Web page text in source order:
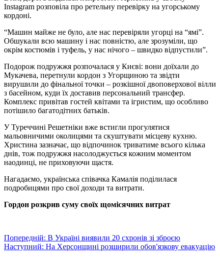
Instagram розповіла про ретельну перевірку на угорському
кордоні.
“Машин майже не було, але нас перевіряли угорці на “ямі”.
Обшукали всю машину і нас повністю, але зрозуміли, що
окрім костюмів і туфель, у нас нічого – швидко відпустили”.
Подорож подружжя розпочалася у Києві: вони доїхали до
Мукачева, перетнули кордон з Угорщиною та звідти
вирушили до фінальної точки – розкішної двоповерхової вілли
з басейном, куди їх доставив персональний трансфер.
Комплекс привітав гостей квітами та ігристим, що особливо
потішило багатодітних батьків.
У Туреччині Решетніки вже встигли прогулятися
мальовничими околицями та скуштувати місцеву кухню.
Христина зазначає, що відпочинок триватиме всього кілька
днів, тож подружжя насолоджується кожним моментом
наодинці, не приховуючи щастя.
Нагадаємо, українська співачка Камалія поділилася
подробицями про свої доходи та витрати.
Гордон розкрив суму своїх щомісячних витрат
Навігація
записів
Попередній: В Україні виявили 20 схронів зі зброєю
Наступний: На Херсонщині розширили обов'язкову евакуацію